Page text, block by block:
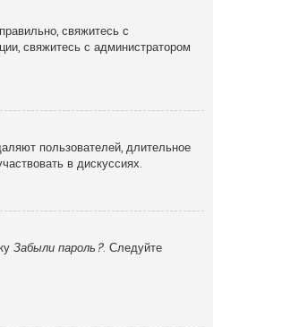
свяжитесь с
свяжитесь с администратором
пользователей, длительное
в дискуссиях.
Забыли пароль?. Следуйте